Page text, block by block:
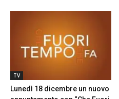
TV
Lunedì 18 dicembre un nuovo